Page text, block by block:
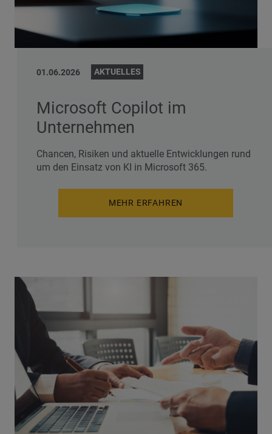
01.06.2026 AKTUELLES
Microsoft Copilot im
Unternehmen
Chancen, Risiken und aktuelle Entwicklungen rund
um den Einsatz von KI in Microsoft 365.
MEHR ERFAHREN